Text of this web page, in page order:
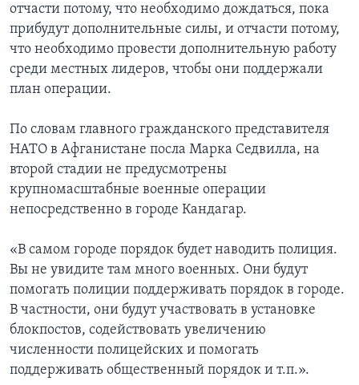
отчасти потому, что необходимо дождаться, пока
прибудут дополнительные силы, и отчасти потому,
что необходимо провести дополнительную работу
среди местных лидеров, чтобы они поддержали
план операции.
По словам главного гражданского представителя
НАТО в Афганистане посла Марка Седвилла, на
второй стадии не предусмотрены
крупномасштабные военные операции
непосредственно в городе Кандагар.
«В самом городе порядок будет наводить полиция.
Вы не увидите там много военных. Они будут
помогать полиции поддерживать порядок в городе.
В частности, они будут участвовать в установке
блокпостов, содействовать увеличению
численности полицейских и помогать
поддерживать общественный порядок и т.п.».